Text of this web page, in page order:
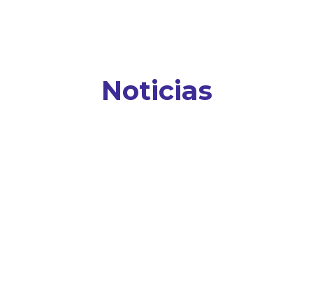
Noticias